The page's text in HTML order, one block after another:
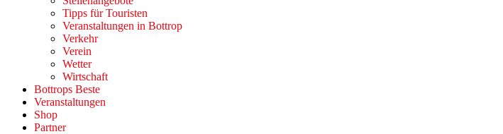
Tipps für Touristen
Veranstaltungen in Bottrop
Verkehr
Verein
Wetter
Wirtschaft
Bottrops Beste
Veranstaltungen
Shop
Partner